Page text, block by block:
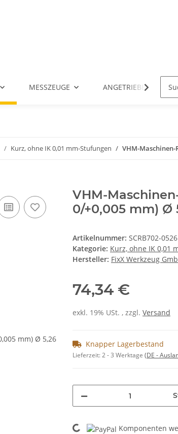
MESSZEUGE ANGETRIEBENE
Kurz, ohne IK 0,01 mm-Stufungen VHM-Maschinen-
VHM-
0/+0,005 mm) Ø
Artikelnummer: SCRB702-0526
Kategorie: Kurz, ohne IK 0,01
Hersteller: FixX Werkzeug
74,34 €
exkl. 19% USt. , zzgl. Versand
Knapper Lagerbestand
Lieferzeit:2 - 3 Werktage (DE -
Loading... Komponenten